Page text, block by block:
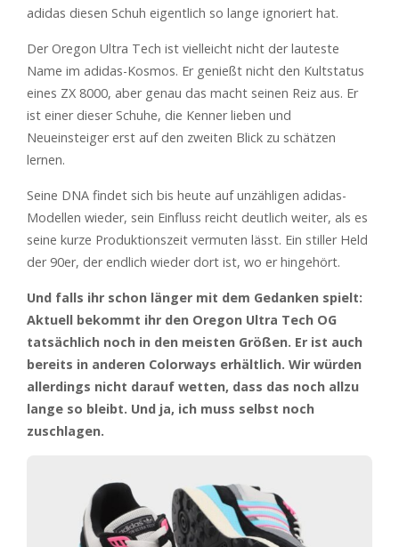
adidas diesen Schuh eigentlich so lange ignoriert hat.
Der Oregon Ultra Tech ist vielleicht nicht der lauteste
Name im adidas-Kosmos. Er genießt nicht den Kultstatus
eines ZX 8000, aber genau das macht seinen Reiz aus. Er
ist einer dieser Schuhe, die Kenner lieben und
Neueinsteiger erst auf den zweiten Blick zu schätzen
lernen.
Seine DNA findet sich bis heute auf unzähligen adidas-
Modellen wieder, sein Einfluss reicht deutlich weiter, als es
seine kurze Produktionszeit vermuten lässt. Ein stiller Held
der 90er, der endlich wieder dort ist, wo er hingehört.
Und falls ihr schon länger mit dem Gedanken spielt:
Aktuell bekommt ihr den Oregon Ultra Tech OG
tatsächlich noch in den meisten Größen. Er ist auch
bereits in anderen Colorways erhältlich. Wir würden
allerdings nicht darauf wetten, dass das noch allzu
lange so bleibt. Und ja, ich muss selbst noch
zuschlagen.